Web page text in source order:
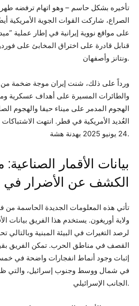
تأخيره بشكل حاسم – وهو اتهام ترفضه
الصراع، شاركت القوات الجوية الأمريكية
على مواقع نووية إيرانية في إطار عملية
ونتانز وأصفهان.
ورداً على ذلك، شنت إيران موجة ضخمة من
والطائرات المسيرة على أهداف عسكرية
الهجوم المدمر على ميناء حيفا والهجوم
العُديد الأمريكية في قطر. انتهت
24 يونيو 2025 بهدنة هشة.
بيانات الأقمار الصناعية:
الكشف عن الأضرار في
تأتي هذه المعلومات الجديدة الحاسمة
ولاية أوريغون. يستخدم هذا الفريق بيانات
لرصد التغيرات في البيئة المبنية وبالتالي
القصف في مناطق الحرب. تمكن الفريق
إثبات وجود أنماط انفجارات واضحة في
في شمال ووسط وجنوب إسرائيل، والتي
الجانب الإسرائيلي.